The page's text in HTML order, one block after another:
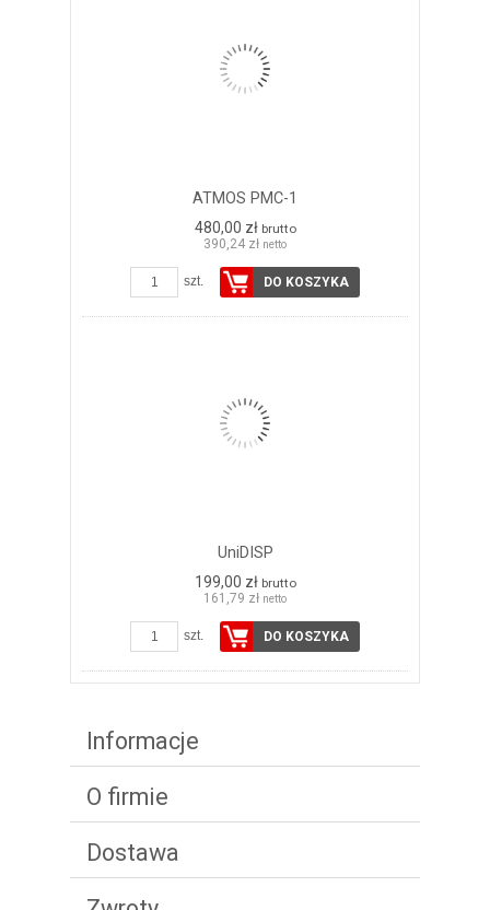
ATMOS PMC-1
480,00 zł brutto
390,24 zł netto
szt. DO KOSZYKA
UniDISP
199,00 zł brutto
161,79 zł netto
szt. DO KOSZYKA
Informacje
O firmie
Dostawa